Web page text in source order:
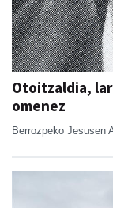
Otoitzaldia,
omenez
Berrozpeko Jesusen